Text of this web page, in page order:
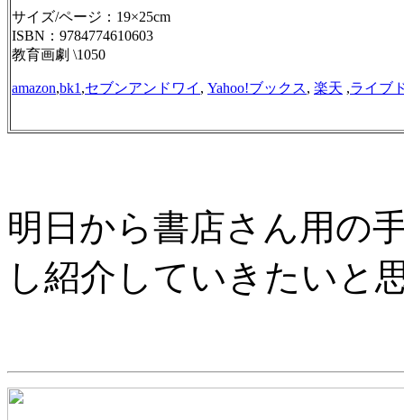
サイズ/ページ：19×25cm
ISBN：9784774610603
教育画劇 \1050
amazon,bk1 ,セブンアンドワイ , Yahoo!ブックス, 楽天 ,ライブ
明日から書店さん用の
し紹介していきたいと